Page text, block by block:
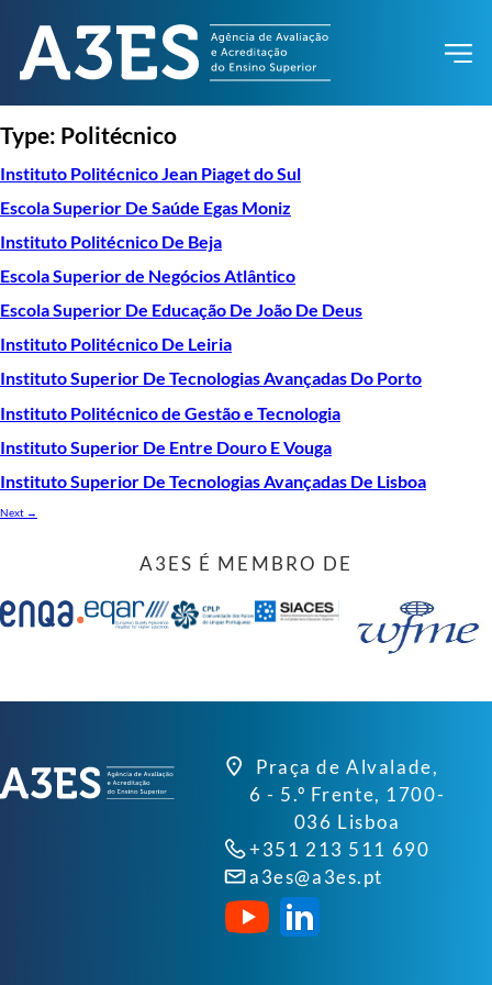
Type: Politécnico
Instituto Politécnico Jean Piaget do Sul
Escola Superior De Saúde Egas Moniz
Instituto Politécnico De Beja
Escola Superior de Negócios Atlântico
Escola Superior De Educação De João De Deus
Instituto Politécnico De Leiria
Instituto Superior De Tecnologias Avançadas Do Porto
Instituto Politécnico de Gestão e Tecnologia
Instituto Superior De Entre Douro E Vouga
Instituto Superior De Tecnologias Avançadas De Lisboa
Next →
A3ES É MEMBRO DE
Praça de Alvalade,
6 - 5.º Frente, 1700-
036 Lisboa
+351 213 511 690
a3es@a3es.pt